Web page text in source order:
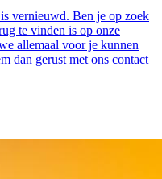
vernieuwd. Ben je op zoek
te vinden is op onze
allemaal voor je kunnen
dan gerust met ons contact